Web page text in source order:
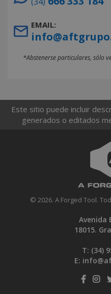
EMAIL:
*Abstenerse particulares, sólo
Este sitio puede incluir
generados o editados
© 2026. A Forged Tool.
Avenida
18015.
T: (34)
E: